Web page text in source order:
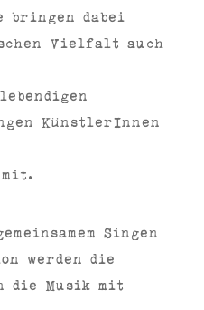
bringen dabei
Vielfalt auch
KünstlerInnen
Singen
werden die
die Musik mit